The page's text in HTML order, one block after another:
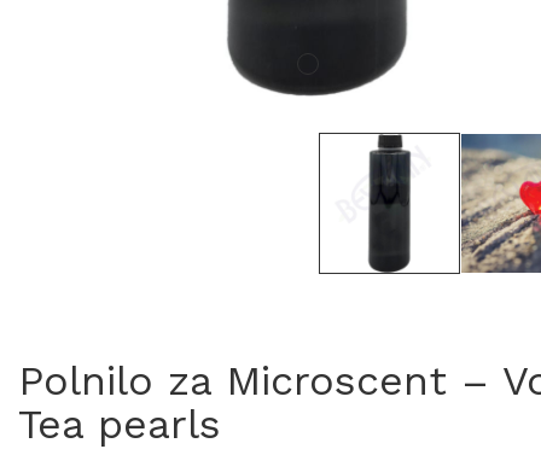
Polnilo za Microscent –
Tea pearls